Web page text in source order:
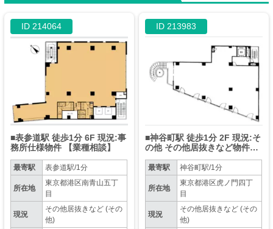
ID 214064
■表参道駅 徒歩1分 6F 現況:事
務所仕様物件 【業種相談】
最寄駅 表参道駅/1分
所在地
東京都港区南青山五丁
目
現況
その他居抜きなど (その
他)
ID 213983
■神谷町駅 徒歩1分 2F 現況:そ
の他 その他居抜きなど物件
最寄駅 神谷町駅/1分
所在地
東京都港区虎ノ門四丁
目
現況
その他居抜きなど (その
他)